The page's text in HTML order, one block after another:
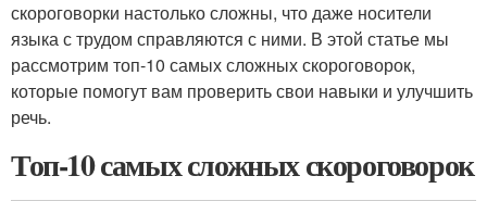
скороговорки настолько сложны, что даже носители
языка с трудом справляются с ними. В этой статье мы
рассмотрим топ-10 самых сложных скороговорок,
которые помогут вам проверить свои навыки и улучшить
речь.
Топ-10 самых сложных скороговорок